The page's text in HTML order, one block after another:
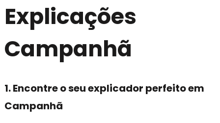
Explicações
Campanhã
1. Encontre o seu explicador perfeito em
Campanhã